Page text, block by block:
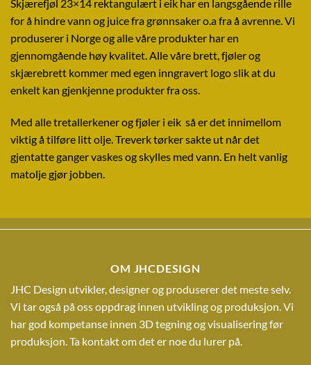
Skjærefjøl 23×14 rektangulært i eik har en langsgående rille
for å hindre vann og juice fra grønnsaker o.a fra å avrenne. Vi
produserer i Norge og alle våre produkter har en
gjennomgående høy kvalitet. Alle våre brett, fjøler og
skjærebrett kommer med egen inngravert logo slik at du
enkelt kan gjenkjenne produkter fra oss.
Med alle tretallerkener og fjøler i eik så er det innimellom
viktig å tilføre litt olje. Treverk tørker sakte ut når det
gjentatte ganger vaskes og skylles med vann. En helt vanlig
matolje gjør jobben.
OM JHCDESIGN
JHC Design utvikler, designer og produserer det meste selv.
Vi tar også på oss oppdrag innen utvikling og produksjon. Vi
har god kompetanse innen 3D tegning og visualisering før
produksjon. Ta kontakt om det er noe du lurer på.